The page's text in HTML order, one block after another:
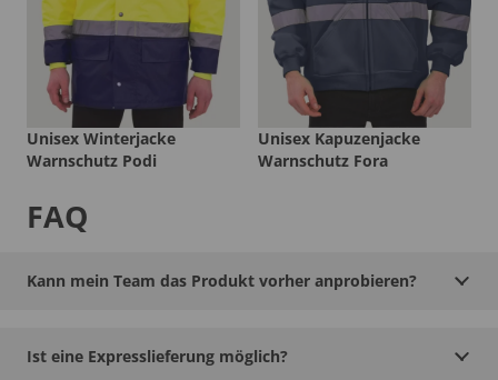
Unisex Winterjacke
Warnschutz Podi
Unisex Kapuzenjacke
Warnschutz Fora
FAQ
Kann mein Team das Produkt vorher anprobieren?
Ist eine Expresslieferung möglich?